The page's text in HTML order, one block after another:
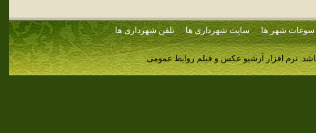
سوغات شهر ها سایت شهرداری ها تلفن شهرداری ها
نرم افزار آرشیو عکس و فیلم روابط عمومی